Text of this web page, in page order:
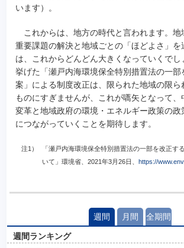
います）。
これからは、地方の時代と言われます。地
重要課題の解決と地域ごとの「ほどよさ」を
は、これからどんどん大きくなっていくでし
挙げた「瀬戸内海環境保全特別措置法の一部
案」による制度改正は、限られた地域の限ら
ものにすぎませんが、これが嚆矢となって
変革と地域政府の環境・エネルギー政策の政
につながっていくことを期待します。
注1）
「瀬戸内海環境保全特別措置法の一部を改正す
いて」環境省、2021年3月26日、 https://
週間 月間 全期間
週間ランキング